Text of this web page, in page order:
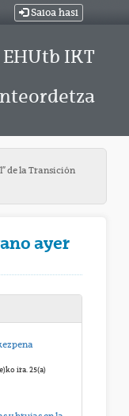
Saioa hasi
EHUtb IKT
de la Transición
ayer
ira. 25(a)